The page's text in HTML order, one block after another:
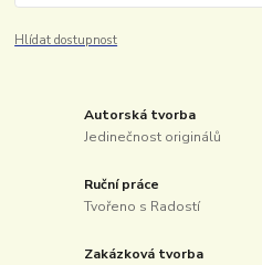
Hlídat dostupnost
Autorská tvorba
Jedinečnost originálů
Ruční práce
Tvořeno s Radostí
Zakázková tvorba